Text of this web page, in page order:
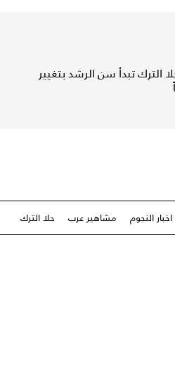
الترك تبدأ سن الرشد بتغيير
اخبار النجوم مشاهير عرب حلا الترك